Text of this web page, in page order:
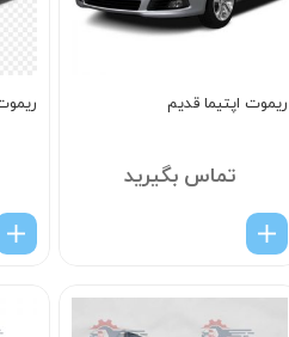
ریموت اپتیما قدیم
تماس بگیرید